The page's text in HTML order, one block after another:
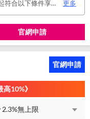
次年年費：2000元(有條件免年費), 第二年起符合以下條件享年費優惠辦法 • 使用非紙本帳單(電子帳單或行動帳單)終身免年費 • 前一年消費滿 8 萬或 12 次享次年免年費
更多
官網申請
官網申請
10%》
2.3%無上限